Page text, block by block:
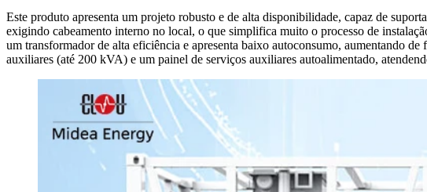
Este produto apresenta um projeto robusto e de alta disponibilidade, capaz de
exigindo cabeamento interno no local, o que simplifica muito o processo de
um transformador de alta eficiência e apresenta baixo autoconsumo, aumentando
auxiliares (até 200 kVA) e um painel de serviços auxiliares autoalimentado,